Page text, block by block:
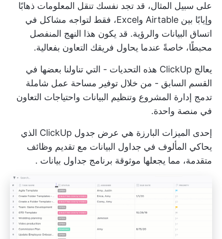
على سبيل المثال، قد تجد نفسك تنقل المعلومات ذهابًا
وإيابًا بين Airtable وExcel، فقط لتواجه مشاكل في
اتساق البيانات والرؤية. قد يكون هذا النهج المنفصل
محبطًا، خاصةً عندما يحاول فريقك التعاون بفعالية.
يعالج ClickUp هذه التحديات - التي تناولنا بعضها في
القسم السابق - من خلال توفير مساحة عمل شاملة
تدمج إدارة المشروع وتنظيم البيانات واحتياجات التعاون
في منصة واحدة.
إحدى الميزات البارزة هي عرض جدول ClickUp
الذي
يحاكي المألوف في جداول البيانات مع تقديم وظائف
متقدمة، مما يجعلها موثوقة برنامج جداول بيانات .